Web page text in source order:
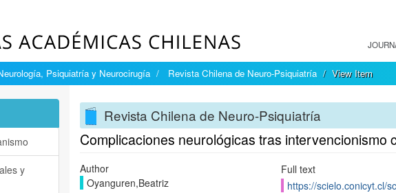
Psiquiatría y Neurocirugía Revista Chilena de Neuro-Psiquiatría View Item
Revista Chilena de Neuro-Psiquiatría
Complicaciones neurológicas tras intervencionismo
Author
Oyanguren,Beatriz
Full text
https://scielo.conicyt.cl/
y